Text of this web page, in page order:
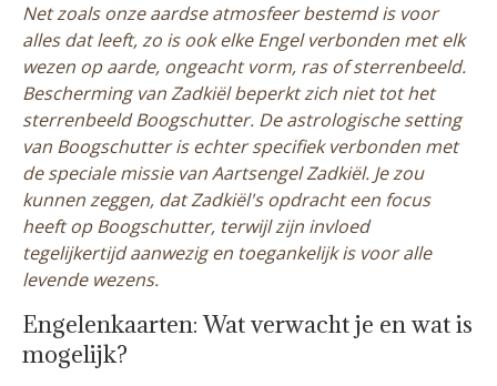
Net zoals onze aardse atmosfeer bestemd is voor
alles dat leeft, zo is ook elke Engel verbonden met elk
wezen op aarde, ongeacht vorm, ras of sterrenbeeld.
Bescherming van Zadkiël beperkt zich niet tot het
sterrenbeeld Boogschutter. De astrologische setting
van Boogschutter is echter specifiek verbonden met
de speciale missie van Aartsengel Zadkiël. Je zou
kunnen zeggen, dat Zadkiël's opdracht een focus
heeft op Boogschutter, terwijl zijn invloed
tegelijkertijd aanwezig en toegankelijk is voor alle
levende wezens.
Engelenkaarten: Wat verwacht je en wat is
mogelijk?